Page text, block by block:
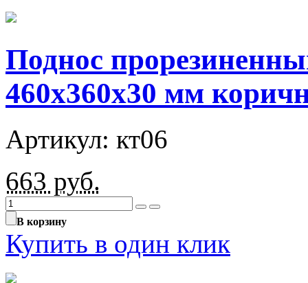
Поднос
460х360х30 мм
Артикул: кт06
663 руб.
В корзину
Купить в один клик